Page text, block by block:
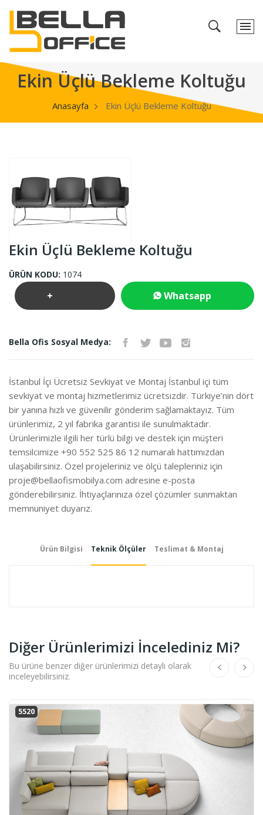
Ekin Üçlü Bekleme Koltuğu
Anasayfa Ekin Üçlü Bekleme Koltuğu
Ekin Üçlü Bekleme Koltuğu
ÜRÜN KODU: 1074
+ Whatsapp
Bella Ofis Sosyal Medya:
İstanbul İçi Ücretsiz Sevkiyat ve Montaj İstanbul içi tüm
sevkiyat ve montaj hizmetlerimiz ücretsizdir. Türkiye’nin dört
bir yanına hızlı ve güvenilir gönderim sağlamaktayız. Tüm
ürünlerimiz, 2 yıl fabrika garantisi ile sunulmaktadır.
Ürünlerimizle ilgili her türlü bilgi ve destek için müşteri
temsilcimize +90 552 525 86 12 numaralı hattımızdan
ulaşabilirsiniz. Özel projeleriniz ve ölçü talepleriniz için
proje@bellaofismobilya.com adresine e-posta
gönderebilirsiniz. İhtiyaçlarınıza özel çözümler sunmaktan
memnuniyet duyarız.
Ürün Bilgisi Teknik Ölçüler Teslimat & Montaj
Diğer Ürünlerimizi İncelediniz Mi?
Bu ürüne benzer diğer ürünlerimizi detaylı olarak
inceleyebilirsiniz.
5520